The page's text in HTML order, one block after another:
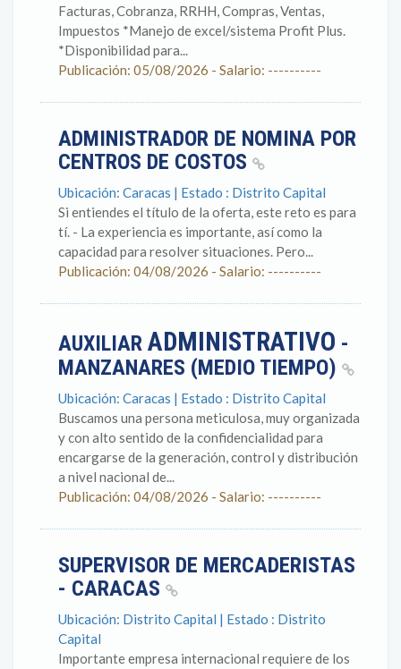
Facturas, Cobranza, RRHH, Compras, Ventas,
Impuestos *Manejo de excel/sistema Profit Plus.
*Disponibilidad para...
Publicación: 05/08/2026 - Salario: ----------
ADMINISTRADOR DE NOMINA POR
CENTROS DE COSTOS
Ubicación: Caracas | Estado : Distrito Capital
Si entiendes el título de la oferta, este reto es para
tí. - La experiencia es importante, así como la
capacidad para resolver situaciones. Pero...
Publicación: 04/08/2026 - Salario: ----------
AUXILIAR ADMINISTRATIVO -
MANZANARES (MEDIO TIEMPO)
Ubicación: Caracas | Estado : Distrito Capital
Buscamos una persona meticulosa, muy organizada
y con alto sentido de la confidencialidad para
encargarse de la generación, control y distribución
a nivel nacional de...
Publicación: 04/08/2026 - Salario: ----------
SUPERVISOR DE MERCADERISTAS
- CARACAS
Ubicación: Distrito Capital | Estado : Distrito
Capital
Importante empresa internacional requiere de los